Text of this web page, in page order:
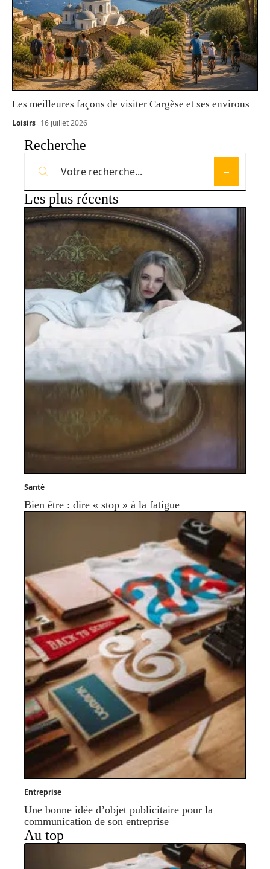
Les meilleures façons de visiter Cargèse et ses environs
Loisirs 16 juillet 2026
Recherche
Les plus récents
Santé
Bien être : dire « stop » à la fatigue
Entreprise
Une bonne idée d’objet publicitaire pour la
communication de son entreprise
Au top